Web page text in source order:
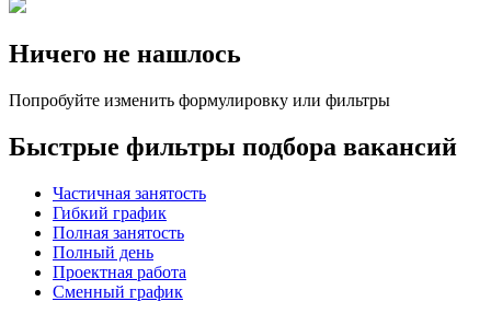
Ничего не нашлось
Попробуйте изменить формулировку или фильтры
Быстрые фильтры подбора вакансий
Частичная занятость
Гибкий график
Полная занятость
Полный день
Проектная работа
Сменный график